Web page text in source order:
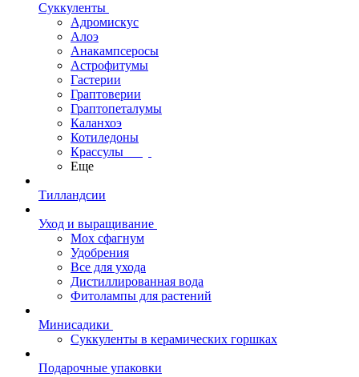
Суккуленты
Адромискус
Алоэ
Анакампсеросы
Астрофитумы
Гастерии
Граптоверии
Граптопеталумы
Каланхоэ
Котиледоны
Крассулы
Еще
Тилландсии
Уход и выращивание
Мох сфагнум
Удобрения
Все для ухода
Дистиллированная вода
Фитолампы для растений
Минисадики
Суккуленты в керамических горшках
Подарочные упаковки